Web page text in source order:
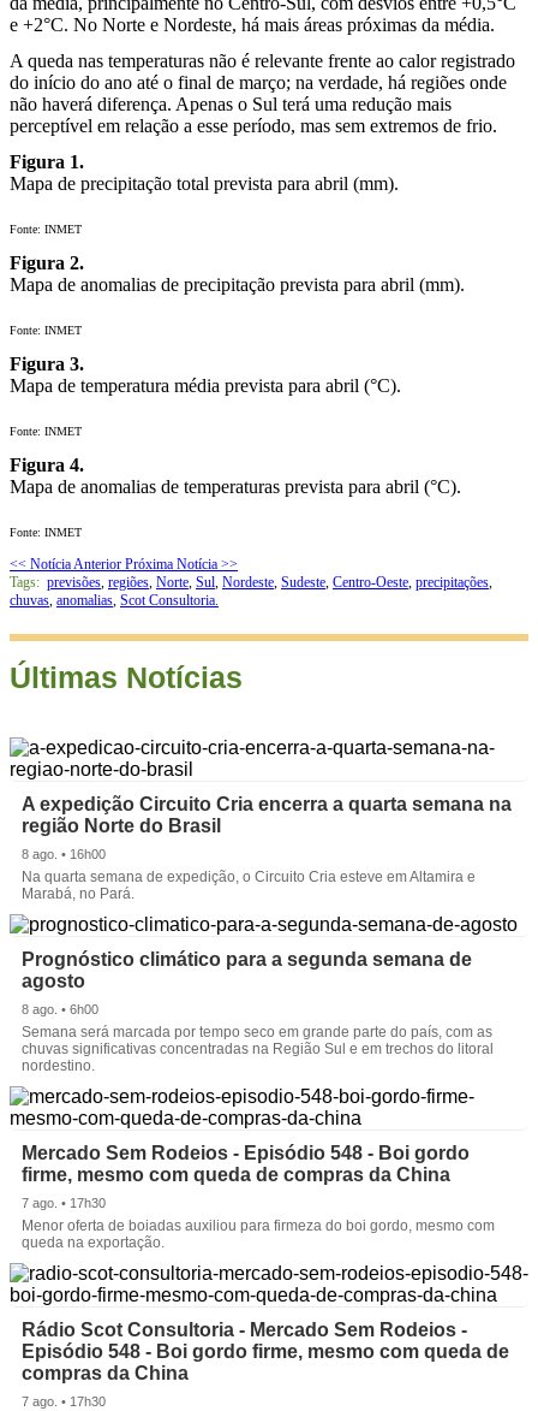
e +2°C. No Norte e Nordeste, há mais áreas próximas da média.
A queda nas temperaturas não é relevante frente ao calor registrado
do início do ano até o final de março; na verdade, há regiões onde
não haverá diferença. Apenas o Sul terá uma redução mais
perceptível em relação a esse período, mas sem extremos de frio.
Figura 1.
Mapa de precipitação total prevista para abril (mm).
Fonte: INMET
Figura 2.
Mapa de anomalias de precipitação prevista para abril (mm).
Fonte: INMET
Figura 3.
Mapa de temperatura média prevista para abril (°C).
Fonte: INMET
Figura 4.
Mapa de anomalias de temperaturas prevista para abril (°C).
Fonte: INMET
<< Notícia Anterior Próxima Notícia >>
Tags: previsões, regiões, Norte, Sul, Nordeste, Sudeste, Centro-Oeste, precipitações,
chuvas, anomalias, Scot Consultoria.
Últimas Notícias
A expedição Circuito Cria encerra a quarta semana na
região Norte do Brasil
8 ago. • 16h00
Na quarta semana de expedição, o Circuito Cria esteve em Altamira e
Marabá, no Pará.
Prognóstico climático para a segunda semana de
agosto
8 ago. • 6h00
Semana será marcada por tempo seco em grande parte do país, com as
chuvas significativas concentradas na Região Sul e em trechos do litoral
nordestino.
Mercado Sem Rodeios - Episódio 548 - Boi gordo
firme, mesmo com queda de compras da China
7 ago. • 17h30
Menor oferta de boiadas auxiliou para firmeza do boi gordo, mesmo com
queda na exportação.
Rádio Scot Consultoria - Mercado Sem Rodeios -
Episódio 548 - Boi gordo firme, mesmo com queda de
compras da China
7 ago. • 17h30